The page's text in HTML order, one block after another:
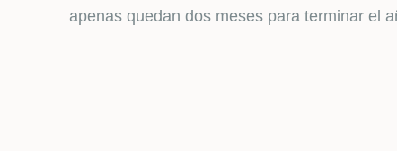
apenas quedan dos meses para terminar el